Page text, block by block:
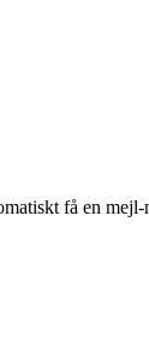
få en